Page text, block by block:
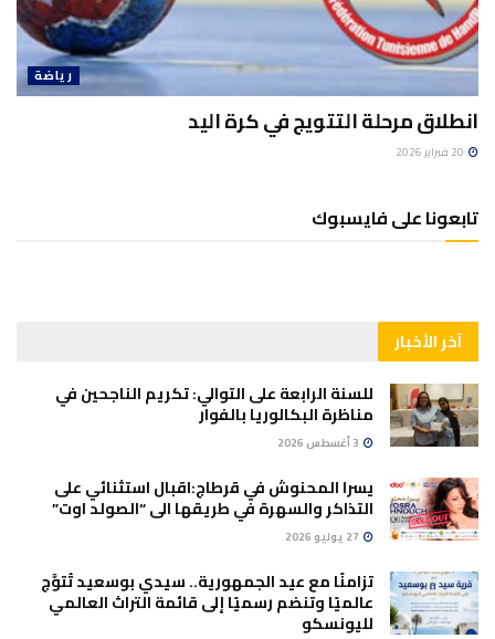
رياضة
انطلاق مرحلة التتويج في كرة اليد
تابعونا على فايسبوك
آخر الأخبار
للسنة الرابعة على التوالي: تكريم الناجحين في
مناظرة البكالوريا بالفوار
يسرا المحنوش في قرطاج:اقبال استثنائي على
التذاكر والسهرة في طريقها الى “الصولد اوت”
تزامنًا مع عيد الجمهورية.. سيدي بوسعيد تُتوَّج
عالميًا وتنضم رسميًا إلى قائمة التراث العالمي
لليونسكو